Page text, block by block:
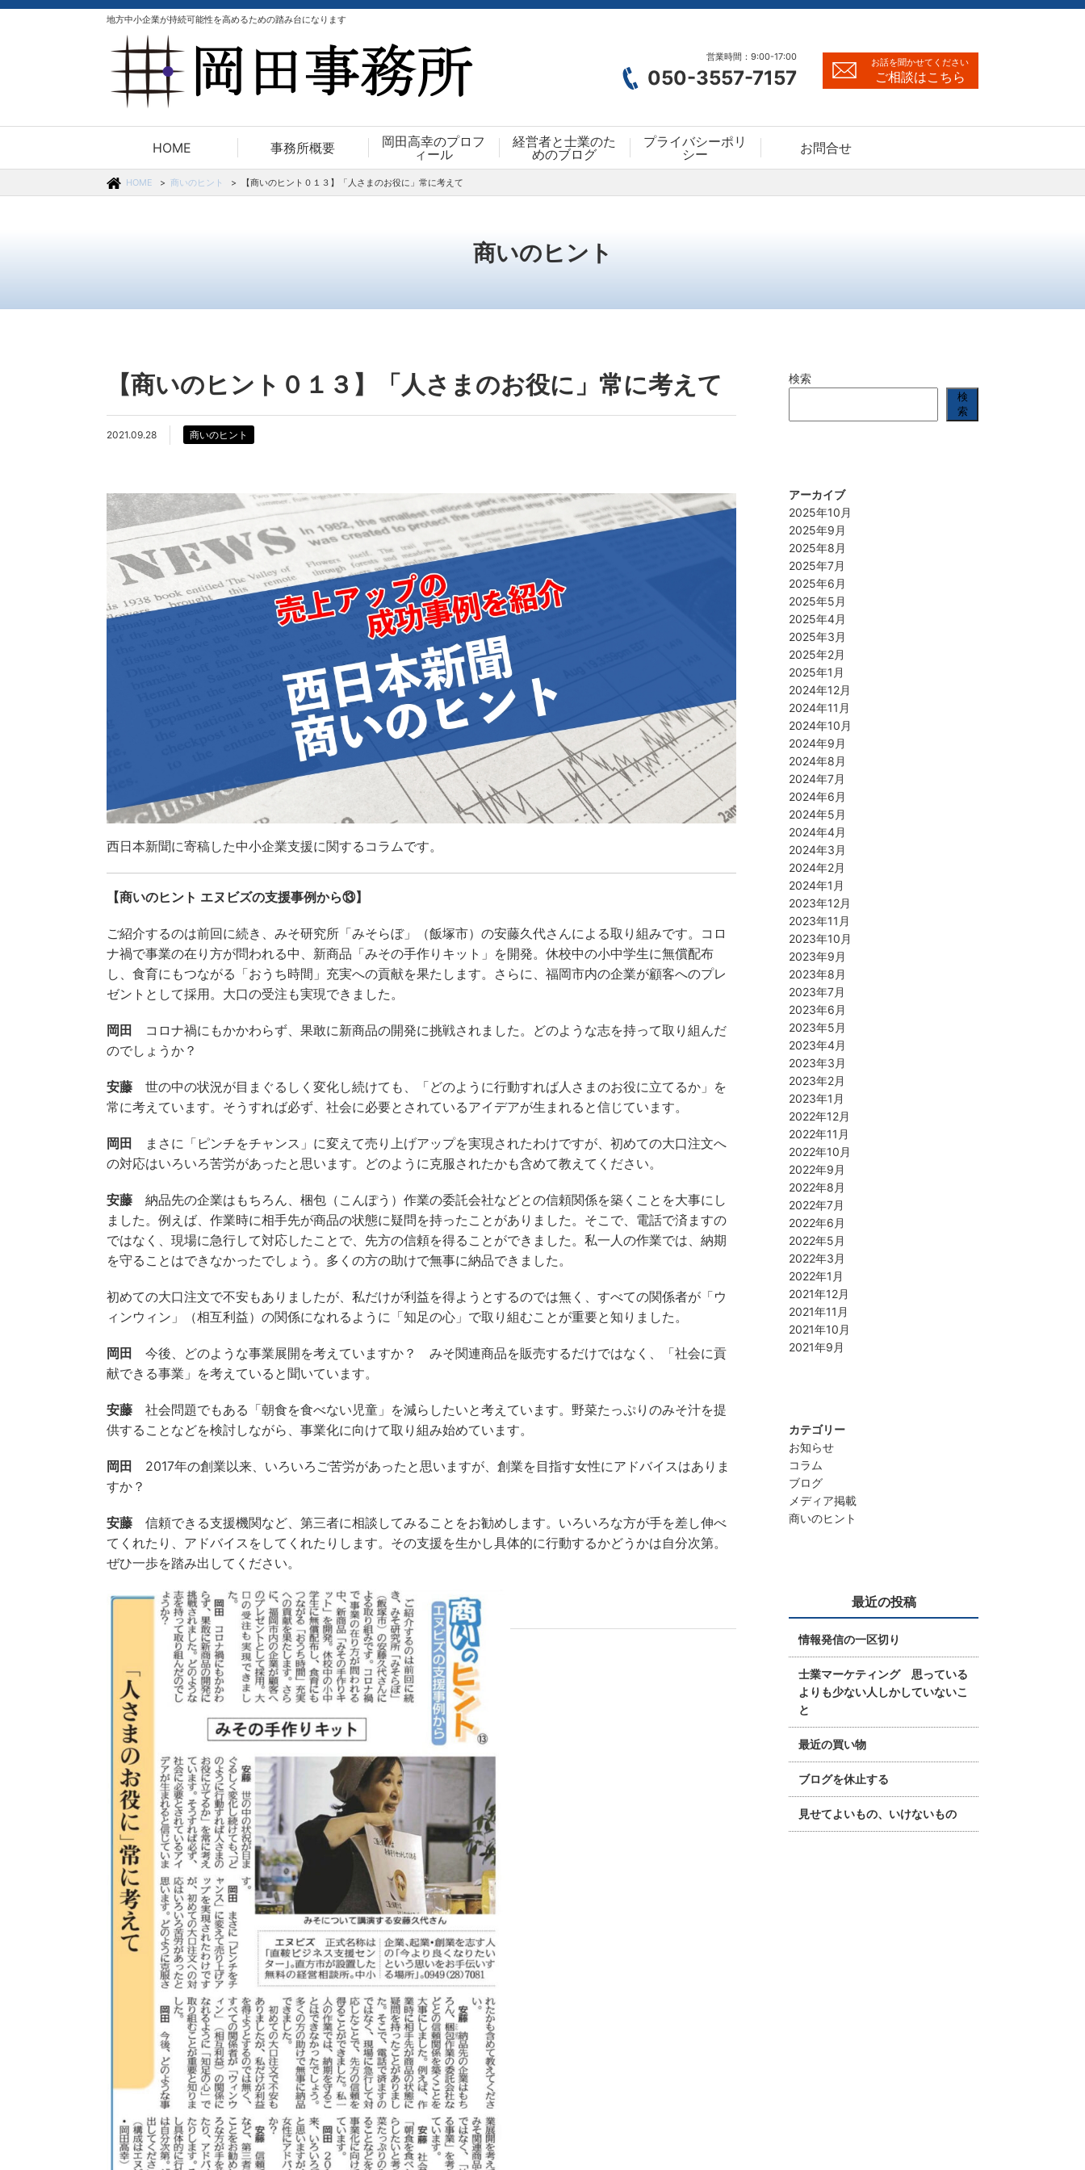
地方中小企業が持続可能性を高めるための踏み台になります
営業時間：9:00-17:00
050-3557-7157
お話を聞かせてください
ご相談はこちら
HOME 事務所概要
岡田高幸のプロフ
ィール
経営者と士業のた
めのブログ
プライバシーポリ
シー
お問合せ
HOME 商いのヒント 【商いのヒント０１３】「人さまのお役に」常に考えて
商いのヒント
【商いのヒント０１３】「人さまのお役に」常に考えて
2021.09.28 商いのヒント
西日本新聞に寄稿した中小企業支援に関するコラムです。
【商いのヒント エヌビズの支援事例から⑬】
ご紹介するのは前回に続き、みそ研究所「みそらぼ」（飯塚市）の安藤久代さんによる取り組みです。コロ
ナ禍で事業の在り方が問われる中、新商品「みその手作りキット」を開発。休校中の小中学生に無償配布
し、食育にもつながる「おうち時間」充実への貢献を果たします。さらに、福岡市内の企業が顧客へのプレ
ゼントとして採用。大口の受注も実現できました。
岡田
コロナ禍にもかかわらず、果敢に新商品の開発に挑戦されました。どのような志を持って取り組んだ
のでしょうか？
安藤 世の中の状況が目まぐるしく変化し続けても、「どのように行動すれば人さまのお役に立てるか」を
常に考えています。そうすれば必ず、社会に必要とされているアイデアが生まれると信じています。
岡田
まさに「ピンチをチャンス」に変えて売り上げアップを実現されたわけですが、初めての大口注文へ
の対応はいろいろ苦労があったと思います。どのように克服されたかも含めて教えてください。
安藤 納品先の企業はもちろん、梱包（こんぽう）作業の委託会社などとの信頼関係を築くことを大事にし
ました。例えば、作業時に相手先が商品の状態に疑問を持ったことがありました。そこで、電話で済ますの
ではなく、現場に急行して対応したことで、先方の信頼を得ることができました。私一人の作業では、納期
を守ることはできなかったでしょう。多くの方の助けで無事に納品できました。
初めての大口注文で不安もありましたが、私だけが利益を得ようとするのでは無く、すべての関係者が「ウ
ィンウィン」（相互利益）の関係になれるように「知足の心」で取り組むことが重要と知りました。
岡田
今後、どのような事業展開を考えていますか？ みそ関連商品を販売するだけではなく、「社会に貢
献できる事業」を考えていると聞いています。
安藤 社会問題でもある「朝食を食べない児童」を減らしたいと考えています。野菜たっぷりのみそ汁を提
供することなどを検討しながら、事業化に向けて取り組み始めています。
岡田
2017年の創業以来、いろいろご苦労があったと思いますが、創業を目指す女性にアドバイスはありま
すか？
安藤 信頼できる支援機関など、第三者に相談してみることをお勧めします。いろいろな方が手を差し伸べ
てくれたり、アドバイスをしてくれたりします。その支援を生かし具体的に行動するかどうかは自分次第。
ぜひ一歩を踏み出してください。
検索
検
索
アーカイブ
2025年10月
2025年9月
2025年8月
2025年7月
2025年6月
2025年5月
2025年4月
2025年3月
2025年2月
2025年1月
2024年12月
2024年11月
2024年10月
2024年9月
2024年8月
2024年7月
2024年6月
2024年5月
2024年4月
2024年3月
2024年2月
2024年1月
2023年12月
2023年11月
2023年10月
2023年9月
2023年8月
2023年7月
2023年6月
2023年5月
2023年4月
2023年3月
2023年2月
2023年1月
2022年12月
2022年11月
2022年10月
2022年9月
2022年8月
2022年7月
2022年6月
2022年5月
2022年3月
2022年1月
2021年12月
2021年11月
2021年10月
2021年9月
カテゴリー
お知らせ
コラム
ブログ
メディア掲載
商いのヒント
最近の投稿
情報発信の一区切り
士業マーケティング 思っている
よりも少ない人しかしていないこ
と
最近の買い物
ブログを休止する
見せてよいもの、いけないもの